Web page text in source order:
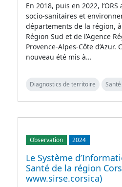
En 2018, puis en 2022,
socio-sanitaires et
départements de la région,
Région Sud et de l’Agence
Provence-Alpes-Côte
nouveau été mis à…
Diagnostics de territoire
Observation 2024
Le Système
Santé de la région
www.sirse.corsica)